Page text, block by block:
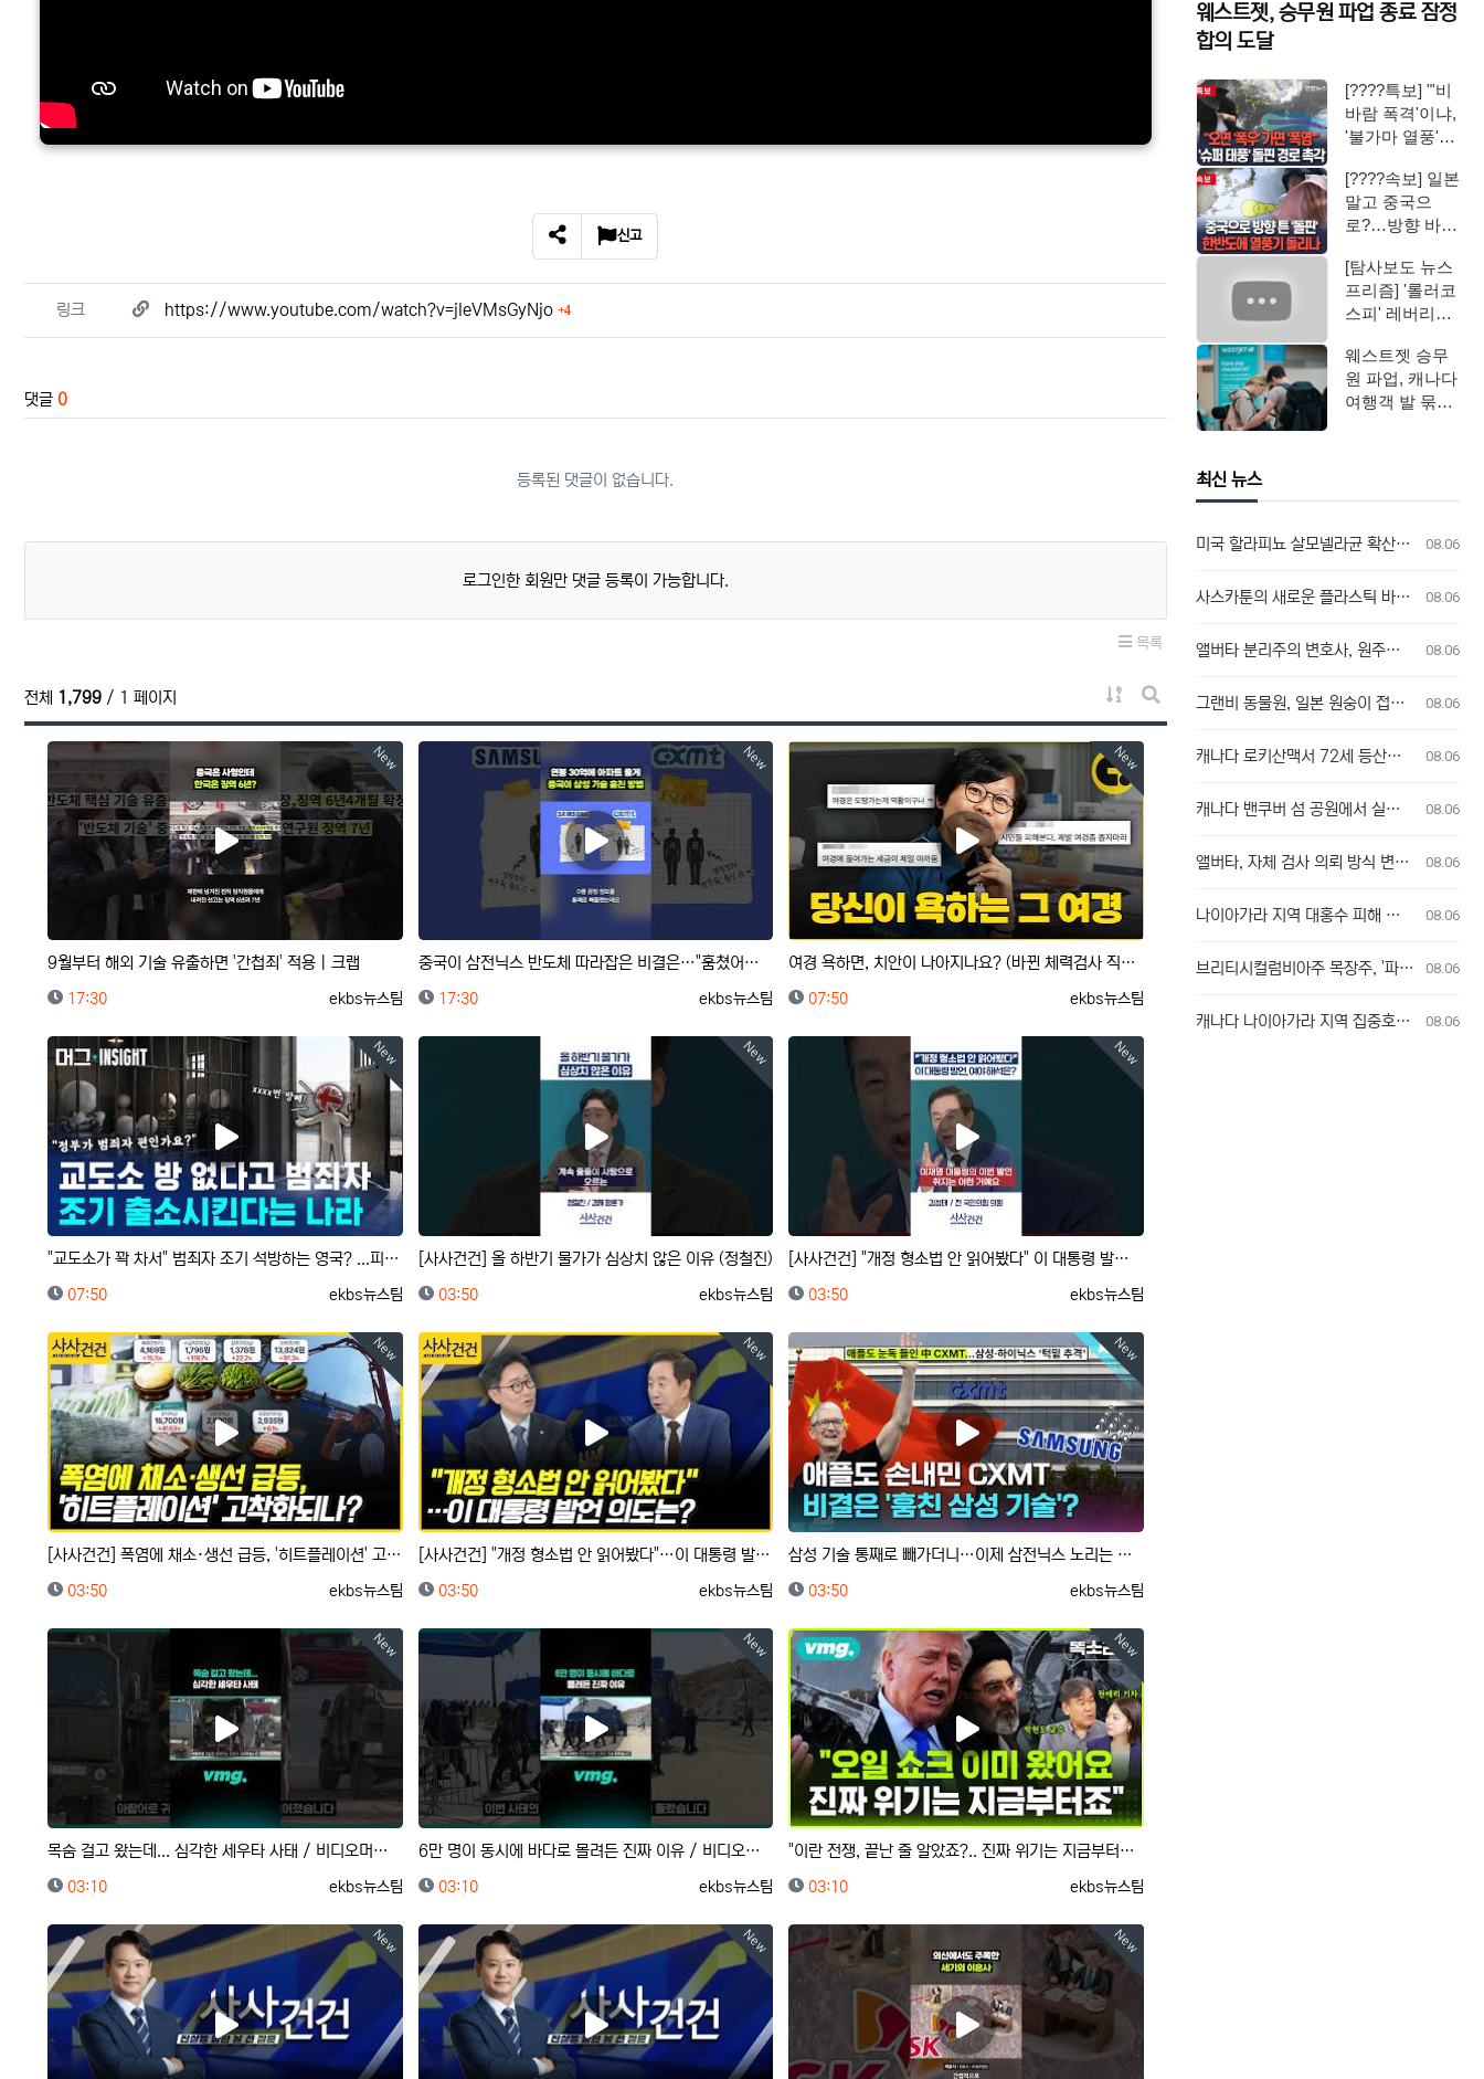
SNS 공유
신고
관련자료
링크 https://www.youtube.com/watch?v=jleVMsGyNjo 4회 연결
댓글 0
등록된 댓글이 없습니다.
로그인한 회원만 댓글 등록이 가능합니다.
목록
전체 1,799 / 1 페이지
게시물 정렬
게시판 검색
New
9월부터 해외 기술 유출하면 '간첩죄' 적용｜크랩
등록일
17:30 등록자
ekbs뉴스팀
New
중국이 삼전닉스 반도체 따라잡은 비결은…"훔쳤어요"｜크랩
등록일
17:30 등록자
ekbs뉴스팀
New
여경 욕하면, 치안이 나아지나요? (바뀐 체력검사 직접 해봄)
등록일
07:50 등록자
ekbs뉴스팀
New
"교도소가 꽉 차서" 범죄자 조기 석방하는 영국? ...피해자 유족 "분노 치밀어"？/ 머그 인사이트 / 비…
등록일
07:50 등록자
ekbs뉴스팀
New
[사사건건] 올 하반기 물가가 심상치 않은 이유 (정철진)
등록일
03:50 등록자
ekbs뉴스팀
New
[사사건건] "개정 형소법 안 읽어봤다" 이 대통령 발언, 여야 해석은? (박범계, 김성태)
등록일
03:50 등록자
ekbs뉴스팀
New
[사사건건] 폭염에 채소·생선 급등, '히트플레이션' 고착화되나? (정철진)
등록일
03:50 등록자
ekbs뉴스팀
New
[사사건건] "개정 형소법 안 읽어봤다"…이 대통령 발언 의도는? (박범계, 김성태)
등록일
03:50 등록자
ekbs뉴스팀
New
삼성 기술 통째로 빼가더니…이제 삼전닉스 노리는 중국?｜크랩
등록일
03:50 등록자
ekbs뉴스팀
New
목숨 걸고 왔는데... 심각한 세우타 사태 / 비디오머그 #shorts
등록일
03:10 등록자
ekbs뉴스팀
New
6만 명이 동시에 바다로 몰려든 진짜 이유 / 비디오머그 #shorts
등록일
03:10 등록자
ekbs뉴스팀
New
"이란 전쟁, 끝난 줄 알았죠?.. 진짜 위기는 지금부터입니다" / 똑소리Talk / 비디오머그
등록일
03:10 등록자
ekbs뉴스팀
New New New
웨스트젯, 승무원 파업 종료 잠정
합의 도달
[????특보] "'비
바람 폭격'이냐,
'불가마 열풍'이
풍' …
[????속보] 일본
말고 중국으
로?…방향 바꾼
핀, 한반도…
[탐사보도 뉴스
프리즘] '롤러코
스피' 레버리지
TV (Yo…
웨스트젯 승무
원 파업, 캐나다
여행객 발 묶였
최신 뉴스
미국 할라피뇨 살모넬라균 확산, 캐나다 연관성 없어 08.06
사스카툰의 새로운 플라스틱 바위 공공 예술 설치물, 시민들의 반응 엇갈려 08.06
앨버타 분리주의 변호사, 원주민 보호구역 신탁 관리인 직위 박탈 명령에 불복 항소 08.06
그랜비 동물원, 일본 원숭이 접촉 방문객에 주의 당부 08.06
캐나다 로키산맥서 72세 등산객 맹견 공격받아 중상 08.06
캐나다 밴쿠버 섬 공원에서 실종자 발견 08.06
앨버타, 자체 검사 의뢰 방식 변경에 대한 우려 제기 08.06
나이아가라 지역 대홍수 피해 현장 방문한 포드 온타리오 주총리, 재정 지원 발표는 없어 08.06
브리티시컬럼비아주 목장주, '파괴의 흔적' 브래들리 크릭 산불로 집 잃은 참상 증언 08.06
캐나다 나이아가라 지역 집중호우로 와인 산지 피해 속출 08.06